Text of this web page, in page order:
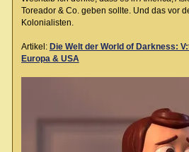
Toreador & Co. geben sollte. Und das vor
Kolonialisten.
Artikel: Die Welt der World of Darkness:
Europa & USA